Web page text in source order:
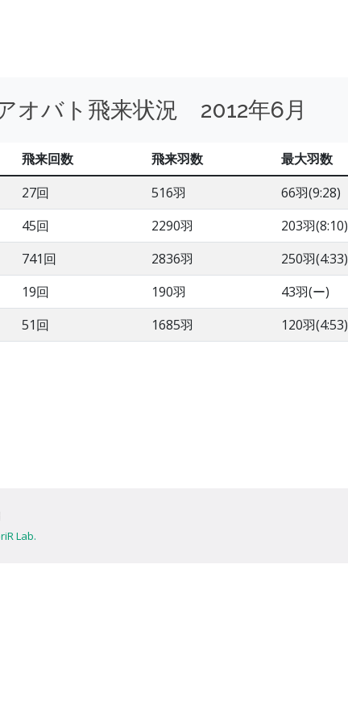
オバト飛来状況 2012年6月
飛来回数 飛来羽数 最大羽数
27回 516羽 66羽(9:28)
45回 2290羽 203羽(8:10)
741回 2836羽 250羽(4:33)
19回 190羽 43羽(ー)
51回 1685羽 120羽(4:53)
Lab.